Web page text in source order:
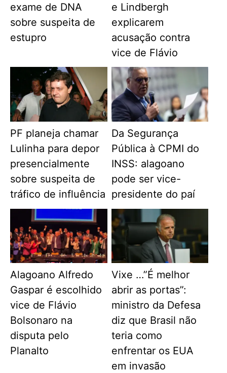
exame de DNA
sobre suspeita de
estupro
e Lindbergh
explicarem
acusação contra
vice de Flávio
PF planeja chamar
Lulinha para depor
presencialmente
sobre suspeita de
tráfico de influência
Da Segurança
Pública à CPMI do
INSS: alagoano
pode ser vice-
presidente do paí
Alagoano Alfredo
Gaspar é escolhido
vice de Flávio
Bolsonaro na
disputa pelo
Planalto
Vixe …”É melhor
abrir as portas”:
ministro da Defesa
diz que Brasil não
teria como
enfrentar os EUA
em invasão